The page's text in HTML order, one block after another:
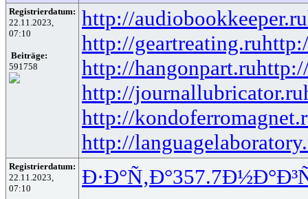
Registrierdatum:
22.11.2023,
07:10
Beiträge:
591758
http://audiobookkeeper.ru
http://geartreating.ru
http://hangonpart.ru
http://journallubricator.ru
http://
http://
Registrierdatum:
22.11.2023,
07:10
Ð·Ð°Ñ‚Ð°357.7